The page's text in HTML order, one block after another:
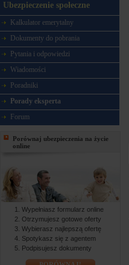
Ubezpieczenie społeczne
Kalkulator emerytalny
Dokumenty do pobrania
Pytania i odpowiedzi
Wiadomości
Poradniki
Porady eksperta
Forum
Porównaj ubezpieczenia na życie
online
Wypełniasz formularz online
Otrzymujesz gotowe oferty
Wybierasz najlepszą ofertę
Spotykasz się z agentem
Podpisujesz dokumenty